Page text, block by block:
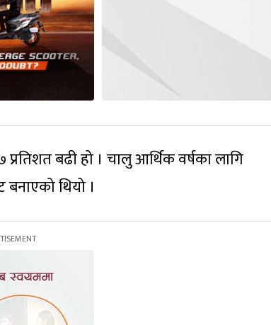
बढी हो । चालु आर्थिक वर्षका लागि
थियो ।